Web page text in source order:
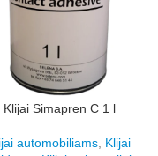
Klijai Simapren C 1 l
automobiliams Klijai